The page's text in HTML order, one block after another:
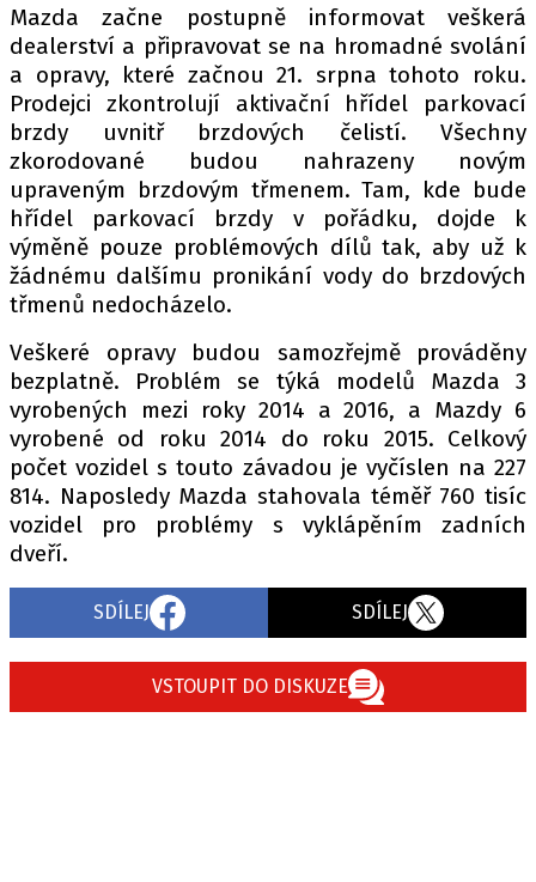
KONTAKT
VYDAVATEL
INZERCE
OSOBNÍ ÚDAJE / COOKIES
Provozovatelem serveru autoroad.cz je
INCORP MEDIA GROUP s.r.o., IČ: 118 23 054
Mazda začne postupně informovat veškerá
dealerství a připravovat se na hromadné svolání
a opravy, které začnou 21. srpna tohoto roku.
Prodejci zkontrolují aktivační hřídel parkovací
brzdy uvnitř brzdových čelistí. Všechny
zkorodované budou nahrazeny novým
upraveným brzdovým třmenem. Tam, kde bude
hřídel parkovací brzdy v pořádku, dojde k
výměně pouze problémových dílů tak, aby už k
žádnému dalšímu pronikání vody do brzdových
třmenů nedocházelo.
Veškeré opravy budou samozřejmě prováděny
bezplatně. Problém se týká modelů Mazda 3
vyrobených mezi roky 2014 a 2016, a Mazdy 6
vyrobené od roku 2014 do roku 2015. Celkový
počet vozidel s touto závadou je vyčíslen na 227
814. Naposledy Mazda stahovala téměř 760 tisíc
vozidel pro problémy s vyklápěním zadních
dveří.
SDÍLEJ SDÍLEJ
VSTOUPIT DO DISKUZE